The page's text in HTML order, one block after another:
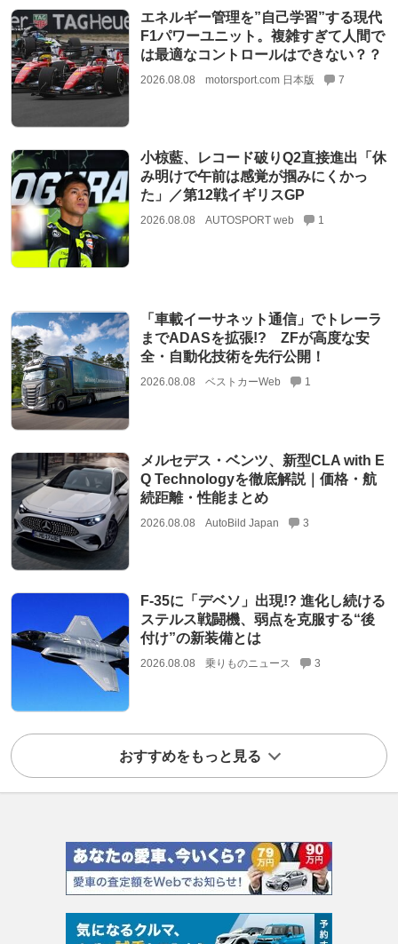
エネルギー管理を”自己学習”する現代
F1パワーユニット。複雑すぎて人間で
は最適なコントロールはできない？？
2026.08.08 motorsport.com 日本版 7
小椋藍、レコード破りQ2直接進出「休
み明けで午前は感覚が掴みにくかっ
た」／第12戦イギリスGP
2026.08.08 AUTOSPORT web 1
「車載イーサネット通信」でトレーラ
までADASを拡張!? ZFが高度な安
全・自動化技術を先行公開！
2026.08.08 ベストカーWeb 1
メルセデス・ベンツ、新型CLA with E
Q Technologyを徹底解説｜価格・航
続距離・性能まとめ
2026.08.08 AutoBild Japan 3
F-35に「デベソ」出現!? 進化し続ける
ステルス戦闘機、弱点を克服する“後
付け”の新装備とは
2026.08.08 乗りものニュース 3
おすすめをもっと見る